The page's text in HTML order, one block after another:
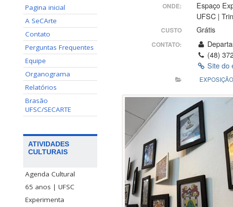
Pagina inicial
A SeCArte
Contato
Perguntas Frequentes
Equipe
Organograma
Relatórios
Brasão
UFSC/SECARTE
ATIVIDADES
CULTURAIS
Agenda Cultural
65 anos | UFSC
Experimenta
ONDE:
Espaço
UFSC |
CUSTO Grátis
CONTATO:
(48)
Site do
EXPOSIÇÃO